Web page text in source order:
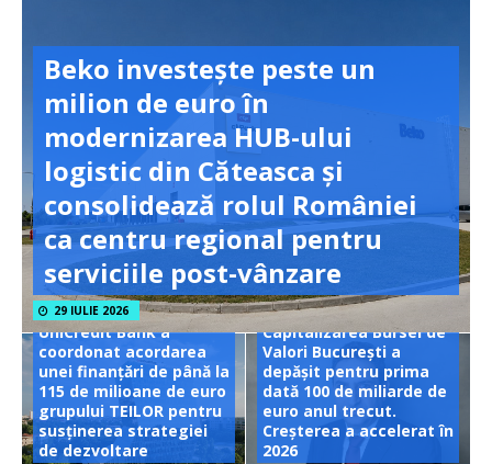
Beko investește peste un
milion de euro în
modernizarea HUB-ului
logistic din Căteasca și
consolidează rolul României
ca centru regional pentru
serviciile post-vânzare
29 IULIE 2026
UniCredit Bank a
coordonat acordarea
unei finanțări de până la
115 de milioane de euro
grupului TEILOR pentru
susținerea strategiei
de dezvoltare
Capitalizarea Bursei de
Valori București a
depășit pentru prima
dată 100 de miliarde de
euro anul trecut.
Creșterea a accelerat în
2026